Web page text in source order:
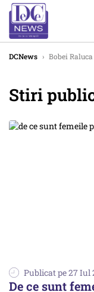
DCNews › Bobei Raluca
Stiri
Publicat pe 27 Iul
De ce sunt